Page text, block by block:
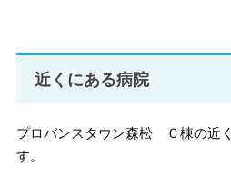
近くにある病院
プロバンスタウン森松 Ｃ棟の近
す。